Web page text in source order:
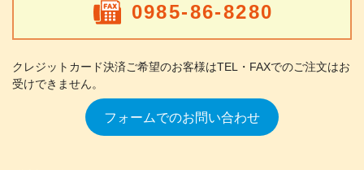
0985-86-8280
クレジットカード決済ご希望のお客様はTEL・FAXでのご注文はお
受けできません。
フォームでのお問い合わせ